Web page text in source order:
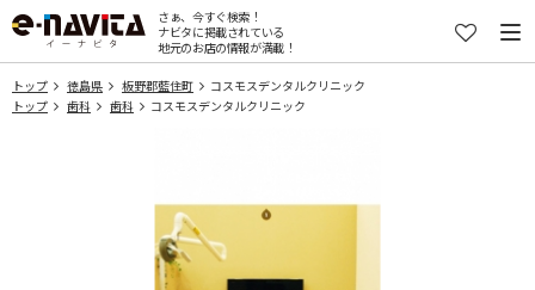
さぁ、今すぐ検索！
ナビタに掲載されている
地元のお店の情報が満載！
トップ 徳島県 板野郡藍住町
コスモスデンタルクリニック
トップ
歯科 歯科 コスモスデンタルクリニック